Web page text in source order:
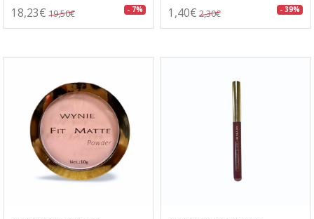
18,23€ 19,50€ - 7% 1,40€ 2,30€ - 39%